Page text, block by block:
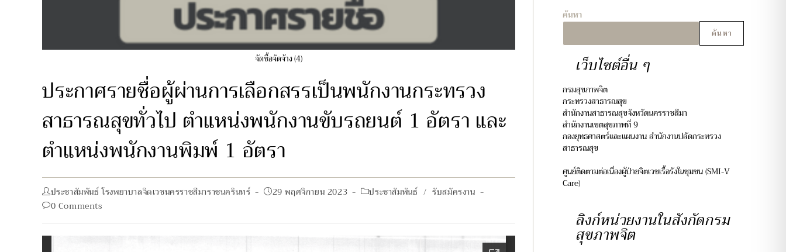
จัดซื้อจัดจ้าง (4)
ประกาศรายชื่อผู้ผ่านการเลือกสรรเป็นพนักงานกระทรวง
สาธารณสุขทั่วไป ตำแหน่งพนักงานขับรถยนต์ 1 อัตรา และ
ตำแหน่งพนักงานพิมพ์ 1 อัตรา
Post
author:
ประชาสัมพันธ์ โรงพยาบาลจิตเวชนครราชสีมาราชนครินทร์ Post29 พฤศจิกายน 2023 Postประชาสัมพันธ์ / รับสมัครงาน
Post0 Comments
ค้นหา
ค้นหา
เว็บไซต์อื่น ๆ
กรมสุขภาพจิต
กระทรวงสาธารณสุข
สำนักงานสาธารณสุขจังหวัดนครราชสีมา
สำนักงานเขตสุขภาพที่ 9
กองยุทธศาสตร์และแผนงาน สำนักงานปลัดกระทรวง
สาธารณสุข
ศูนย์ติดตามต่อเนื่องผู้ป่วยจิตเวชเรื้อรังในชุมชน (SMI-V
Care)
ลิงก์หน่วยงานในสังกัดกรม
สุขภาพจิต